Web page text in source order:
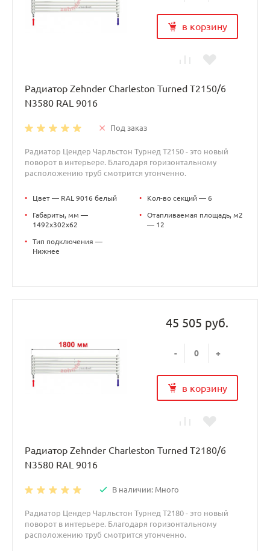
в корзину
Радиатор Zehnder Charleston Turned T2150/6
N3580 RAL 9016
Под заказ
Радиатор Цендер Чарльстон Турнед T2150 - это новый
поворот в интерьере. Благодаря горизонтальному
расположению труб смотрится утонченно.
• Цвет — RAL 9016 белый
•
Габариты, мм —
1492x302x62
•
Тип подключения —
Нижнее
• Кол-во секций — 6
•
Отапливаемая площадь, м2
— 12
45 505 руб.
- +
в корзину
Радиатор Zehnder Charleston Turned T2180/6
N3580 RAL 9016
В наличии: Много
Радиатор Цендер Чарльстон Турнед T2180 - это новый
поворот в интерьере. Благодаря горизонтальному
расположению труб смотрится утонченно.